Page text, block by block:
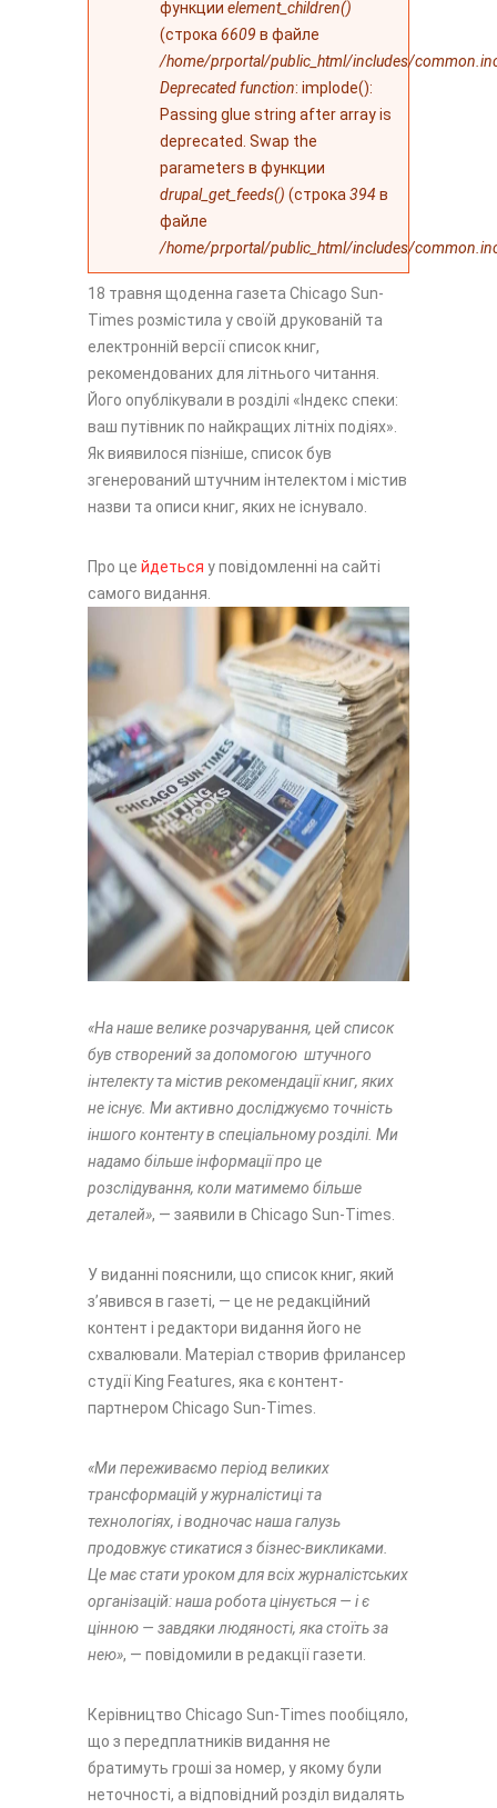
функции element_children()
(строка 6609 в файле
/home/prportal/public_html/includes/
Deprecated function: implode():
Passing glue string after array is
deprecated. Swap the
parameters в функции
drupal_get_feeds() (строка 394в
файле
/home/prportal/public_html/includes/
18 травня щоденна газета Chicago Sun-
Times розмістила у своїй друкованій та
електронній версії список книг,
рекомендованих для літнього читання.
Його опублікували в розділі «Індекс спеки:
ваш путівник по найкращих літніх подіях».
Як виявилося пізніше, список був
згенерований штучним інтелектом і містив
назви та описи книг, яких не існувало.
Про це йдеться у повідомленні на сайті
самого видання.
«На наше велике розчарування, цей список
був створений за допомогою штучного
інтелекту та містив рекомендації книг, яких
не існує. Ми активно досліджуємо точність
іншого контенту в спеціальному розділі. Ми
надамо більше інформації про це
розслідування, коли матимемо більше
деталей», — заявили в Chicago Sun-Times.
У виданні пояснили, що список книг, який
з’явився в газеті, — це не редакційний
контент і редактори видання його не
схвалювали. Матеріал створив фрилансер
студії King Features, яка є контент-
партнером Chicago Sun-Times.
«Ми переживаємо період великих
трансформацій у журналістиці та
технологіях, і водночас наша галузь
продовжує стикатися з бізнес-викликами.
Це має стати уроком для всіх журналістських
організацій: наша робота цінується — і є
цінною — завдяки людяності, яка стоїть за
нею», — повідомили в редакції газети.
Керівництво Chicago Sun-Times пообіцяло,
що з передплатників видання не
братимуть гроші за номер, у якому були
неточності, а відповідний розділ видалять